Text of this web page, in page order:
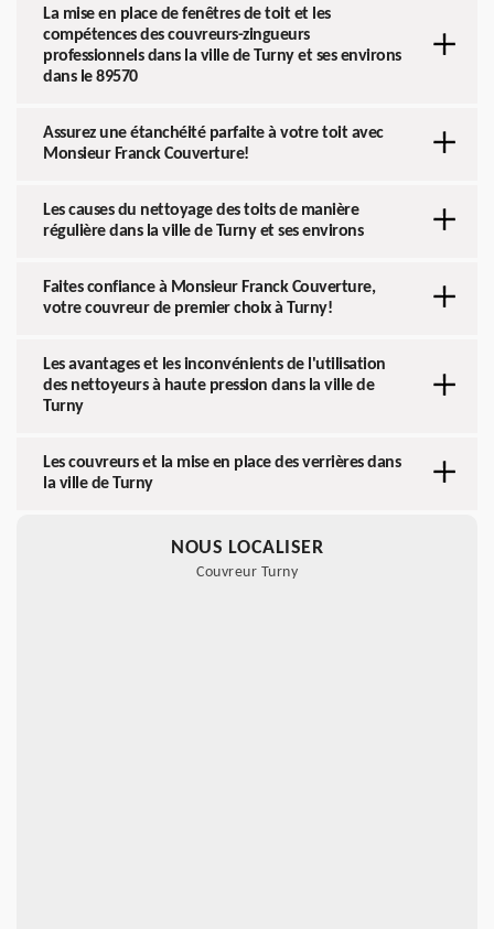
La mise en place de fenêtres de toit et les
compétences des couvreurs-zingueurs
professionnels dans la ville de Turny et ses environs
dans le 89570
Assurez une étanchéité parfaite à votre toit avec
Monsieur Franck Couverture!
Les causes du nettoyage des toits de manière
régulière dans la ville de Turny et ses environs
Faites confiance à Monsieur Franck Couverture,
votre couvreur de premier choix à Turny!
Les avantages et les inconvénients de l'utilisation
des nettoyeurs à haute pression dans la ville de
Turny
Les couvreurs et la mise en place des verrières dans
la ville de Turny
NOUS LOCALISER
Couvreur Turny